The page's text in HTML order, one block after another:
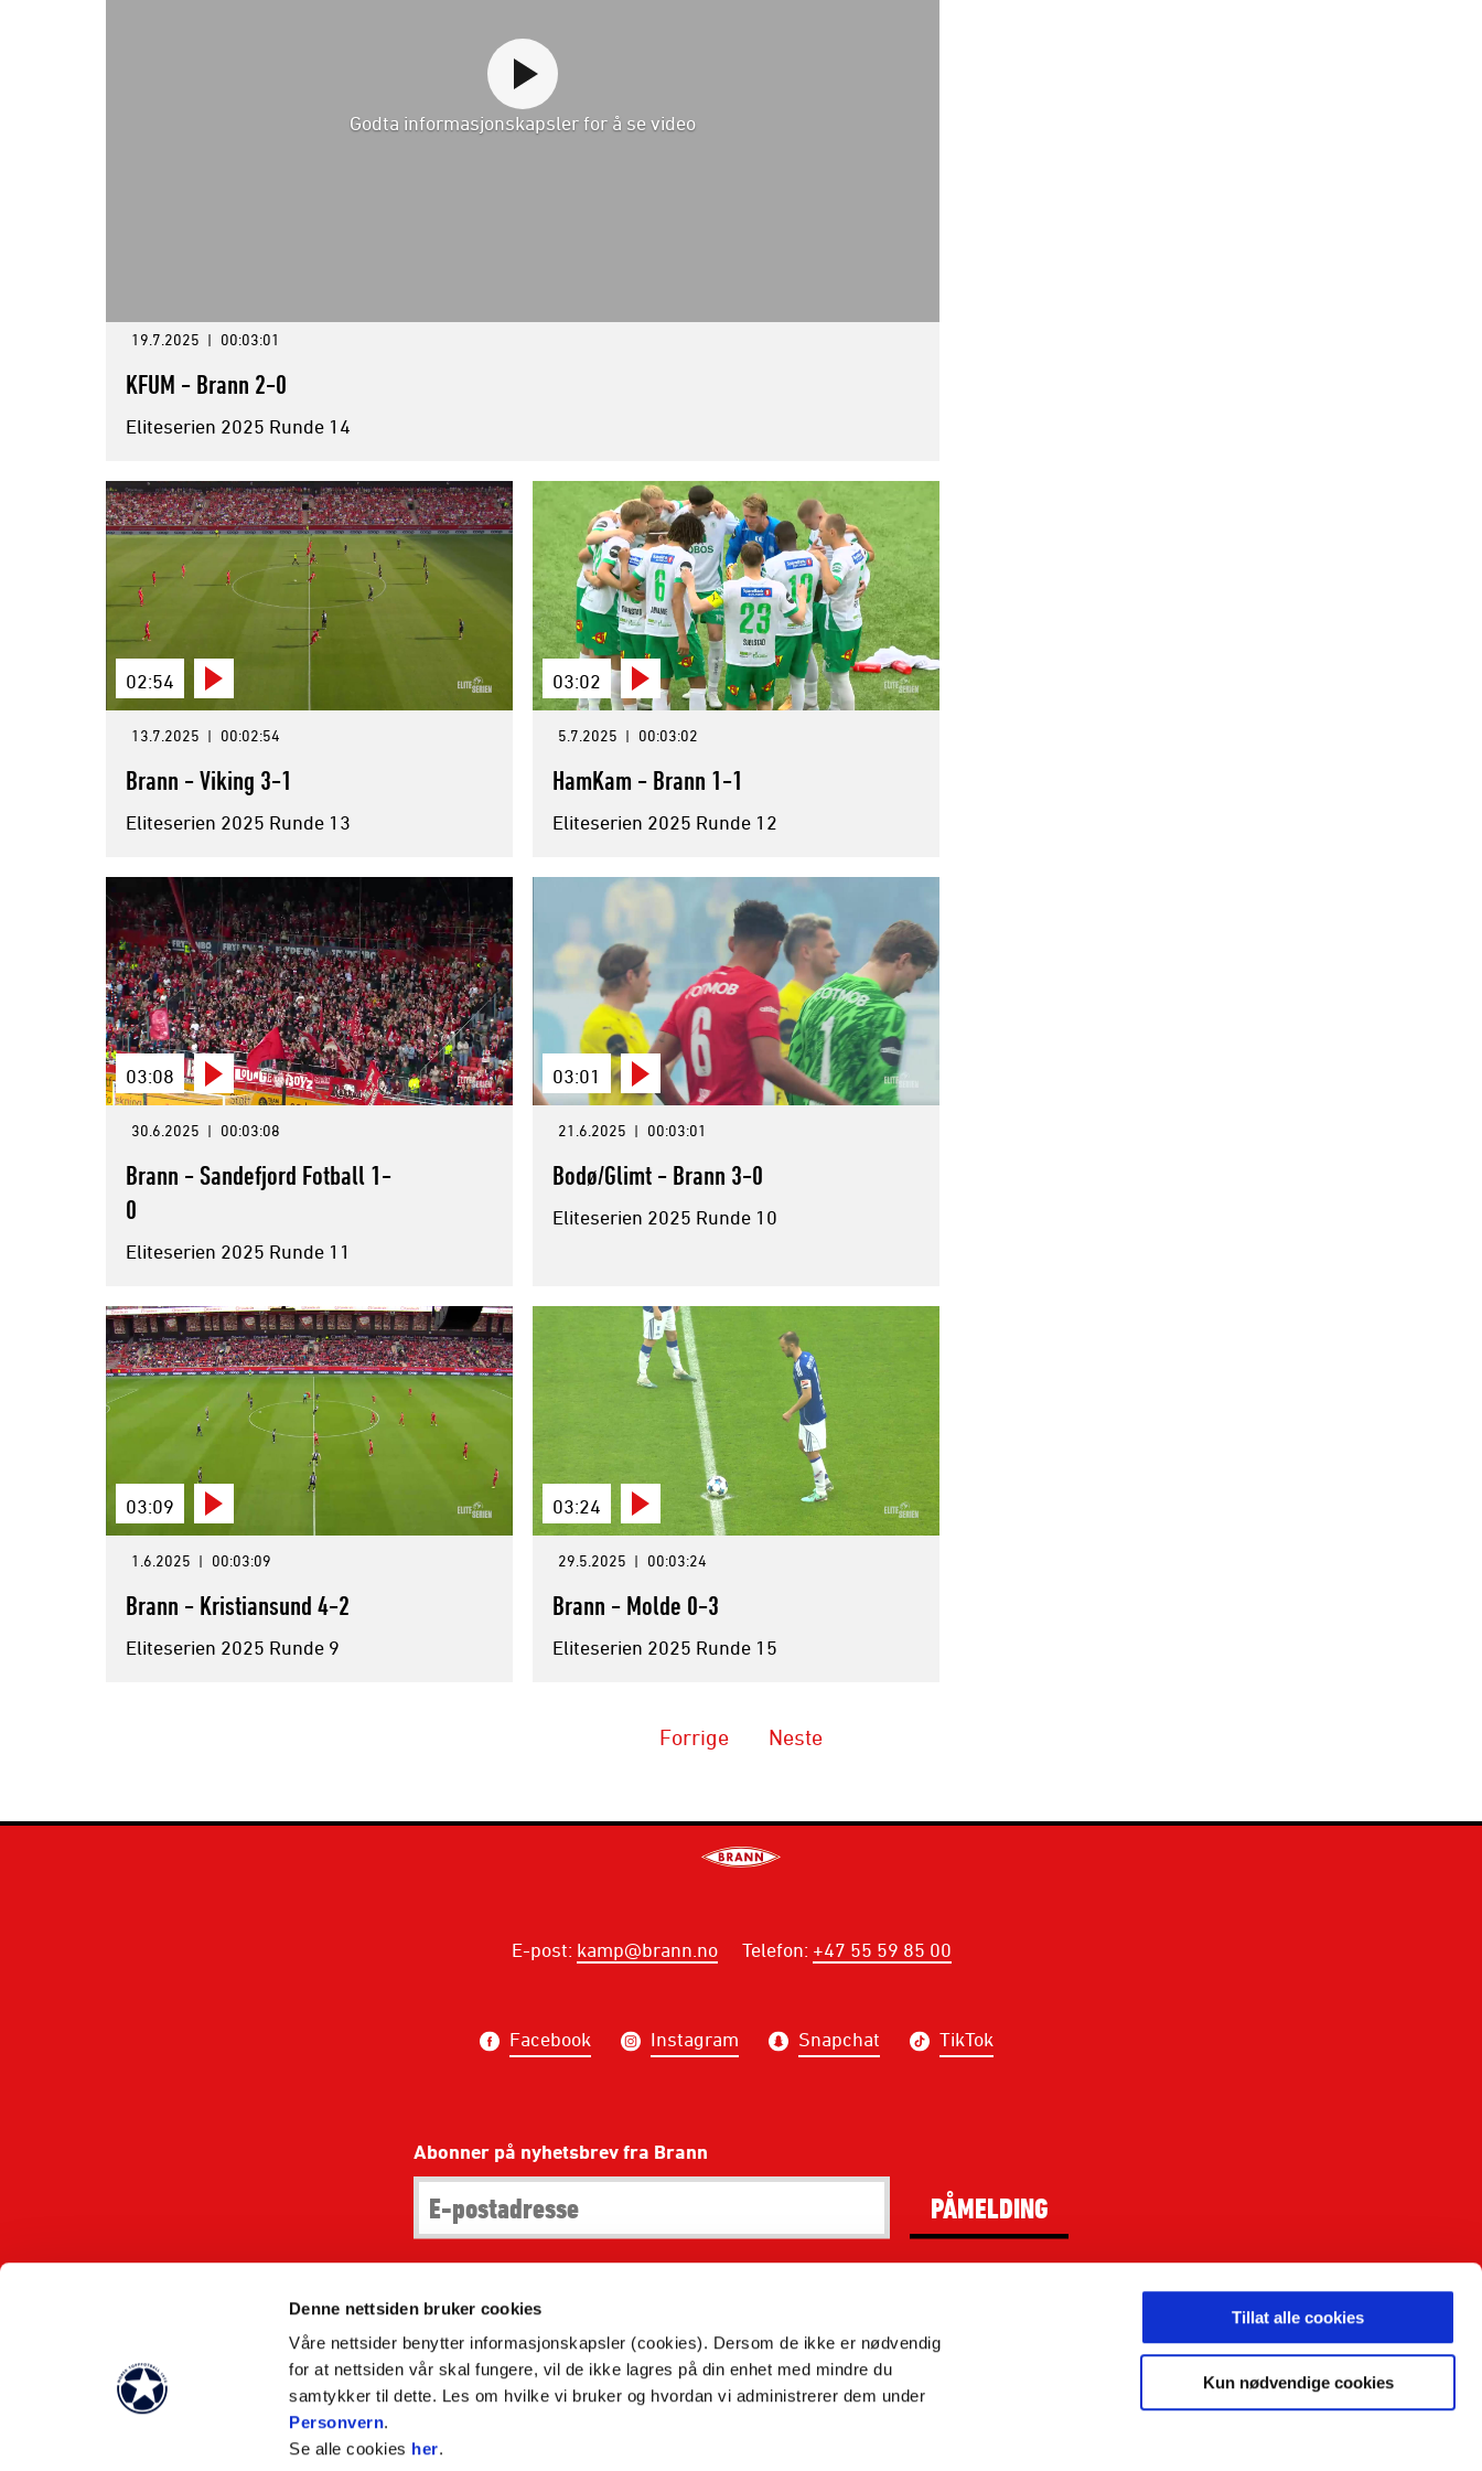
Denne nettsiden bruker cookies
Våre nettsider benytter informasjonskapsler (cookies). Dersom de ikke er nødvendig
for at nettsiden vår skal fungere, vil de ikke lagres på din enhet med mindre du
samtykker til dette. Les om hvilke vi bruker og hvordan vi administrerer dem under
Personvern.
Se alle cookies her.
Tillat alle cookies
Kun nødvendige cookies
Godta informasjonskapsler for å se video
19.7.2025 | 00:03:01
KFUM - Brann 2-0
Eliteserien 2025 Runde 14
02:54
13.7.2025 | 00:02:54
Brann - Viking 3-1
Eliteserien 2025 Runde 13
03:02
5.7.2025 | 00:03:02
HamKam - Brann 1-1
Eliteserien 2025 Runde 12
03:08
30.6.2025 | 00:03:08
Brann - Sandefjord Fotball 1-
0
Eliteserien 2025 Runde 11
03:01
21.6.2025 | 00:03:01
Bodø/Glimt - Brann 3-0
Eliteserien 2025 Runde 10
03:09
1.6.2025 | 00:03:09
Brann - Kristiansund 4-2
Eliteserien 2025 Runde 9
03:24
29.5.2025 | 00:03:24
Brann - Molde 0-3
Eliteserien 2025 Runde 15
Forrige Neste
E-post: kamp@brann.no Telefon: +47 55 59 85 00
Facebook Instagram Snapchat TikTok
Abonner på nyhetsbrev fra Brann
PÅMELDING
Redaktør: Thomas Brakstad.